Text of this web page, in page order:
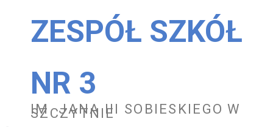
ZESPÓŁ SZKÓŁ
NR 3
IM. JANA III SOBIESKIEGO W
SZCZYTNIE